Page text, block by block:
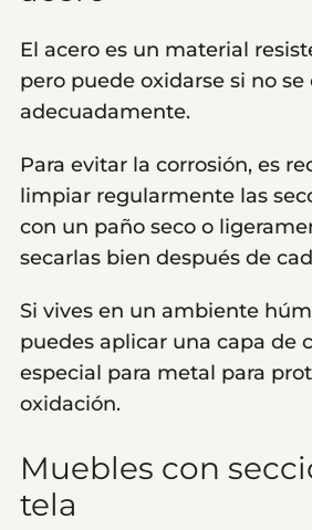
El acero es un material
pero puede oxidarse si no se
adecuadamente.
Para evitar la corrosión, es
limpiar regularmente las
con un paño seco o
secarlas bien después de
Si vives en un ambiente
puedes aplicar una capa de
especial para metal para
oxidación.
Muebles con
tela